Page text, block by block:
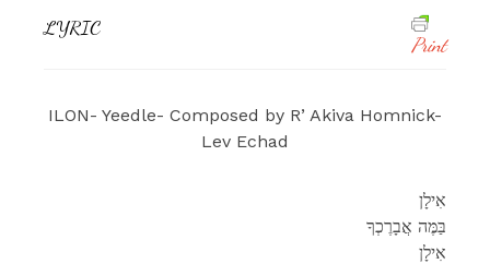
LYRIC
Print
ILON- Yeedle- Composed by R’ Akiva Homnick-
Lev Echad
אִילָן
בַּמֶּה אֲבָרֶכְךָ
אִילָן